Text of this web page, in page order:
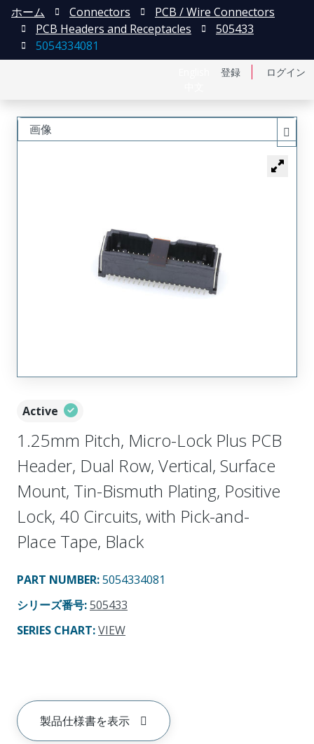
登録 ログイン
ホーム Connectors
PCB / Wire Connectors
PCB Headers and Receptacles
505433
5054334081
Active
1.25mm Pitch, Micro-Lock Plus PCB
Header, Dual Row, Vertical, Surface
Mount, Tin-Bismuth Plating, Positive
Lock, 40 Circuits, with Pick-and-
Place Tape, Black
PART NUMBER:5054334081
シリーズ番号:505433
SERIES CHART:VIEW
製品仕様書を表示
画像